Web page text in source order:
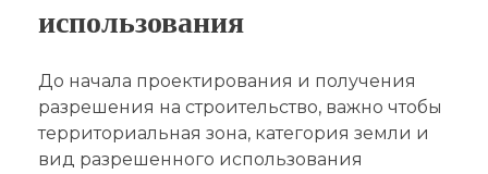
использования
До начала проектирования и получения
разрешения на строительство, важно чтобы
территориальная зона, категория земли и
вид разрешенного использования